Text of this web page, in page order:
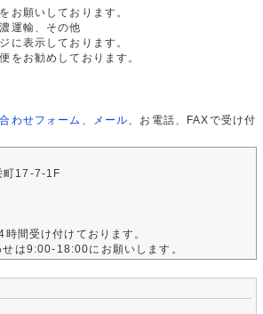
お願いしております。
濃運輸、その他
に表示しております。
をお勧めしております。
わせフォーム メール 、お電話、FAXで受け付
町17-7-1F
時間受け付けております。
せは9:00-18:00にお願いします。